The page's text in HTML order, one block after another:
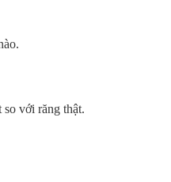
so với răng thật.